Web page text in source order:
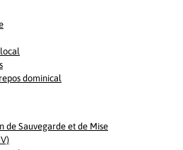
dominical
de Sauvegarde et de Mise